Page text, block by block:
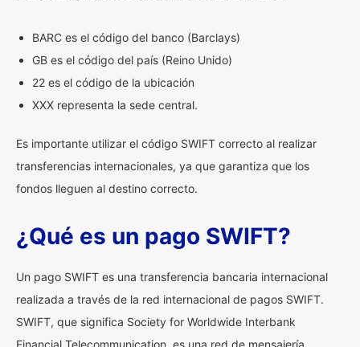
BARC es el código del banco (Barclays)
GB es el código del país (Reino Unido)
22 es el código de la ubicación
XXX representa la sede central.
Es importante utilizar el código SWIFT correcto al realizar
transferencias internacionales, ya que garantiza que los
fondos lleguen al destino correcto.
¿Qué es un pago SWIFT?
Un pago SWIFT es una transferencia bancaria internacional
realizada a través de la red internacional de pagos SWIFT.
SWIFT, que significa Society for Worldwide Interbank
Financial Telecommunication, es una red de mensajería